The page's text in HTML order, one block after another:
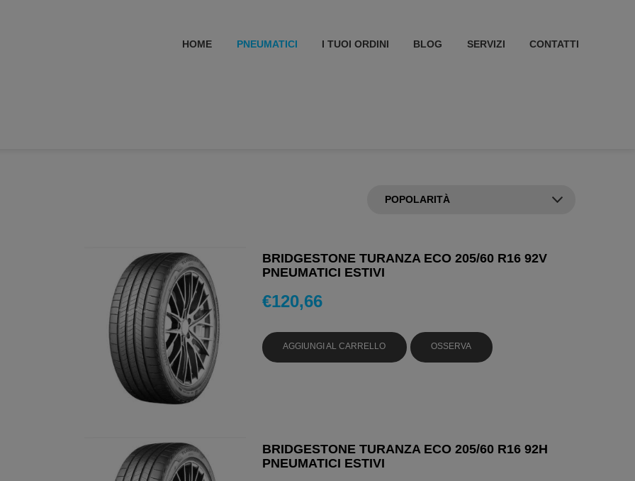
HOME PNEUMATICI I TUOI ORDINI BLOG SERVIZI CONTATTI
BRIDGESTONE TURANZA ECO 205/60 R16 92V
PNEUMATICI ESTIVI
€120,66
AGGIUNGI AL CARRELLO OSSERVA
BRIDGESTONE TURANZA ECO 205/60 R16 92H
PNEUMATICI ESTIVI